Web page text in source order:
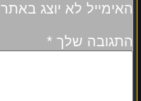
האימייל לא יוצג באתר.
התגובה שלך *